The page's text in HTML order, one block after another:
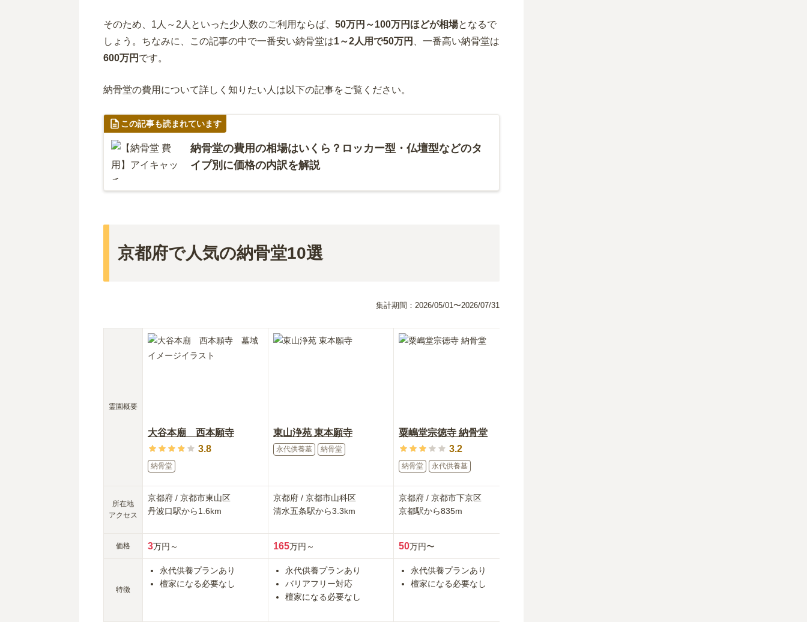
そのため、1人～2人といった少人数のご利用ならば、 50万円～100万円ほどが相場となるで
しょう。ちなみに、この記事の中で一番安い納骨堂は1～2人用で50万円
、一番高い納骨堂は
600万円 です。
納骨堂の費用について詳しく知りたい人は以下の記事をご覧ください。
この記事も読まれています
納骨堂の費用の相場はいくら？ロッカー型・仏壇型などのタ
イプ別に価格の内訳を解説
京都府で人気の納骨堂10選
集計期間： 2026/05/01〜2026/07/31
霊園概要
所在地
アクセス
価格
特徴
大谷本廟 西本願寺
3.8
納骨堂
京都府 / 京都市東山区
丹波口駅から1.6km
3万円～
永代供養プランあり
檀家になる必要なし
東山浄苑 東本願寺
永代供養墓 納骨堂
京都府 / 京都市山科区
清水五条駅から3.3km
165万円～
永代供養プランあり
バリアフリー対応
檀家になる必要なし
粟嶋堂宗徳寺 納骨堂
3.2
納骨堂 永代供養墓
京都府 / 京都市下京区
京都駅から835m
50万円〜
永代供養プランあり
檀家になる必要なし